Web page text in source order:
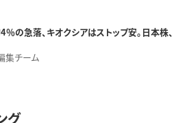
％の急落、キオクシアはストップ安。日本株、
集チーム
グ